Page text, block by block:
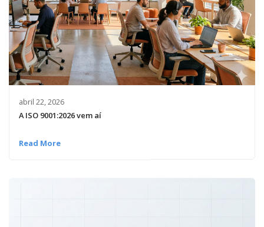
abril 22, 2026
A ISO 9001:2026 vem aí
Read More